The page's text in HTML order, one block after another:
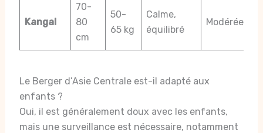
Kangal
70-
80
cm
50-
65 kg
Calme,
équilibré
Modérée
Le Berger d’Asie Centrale est-il adapté aux
enfants ?
Oui, il est généralement doux avec les enfants,
mais une surveillance est nécessaire, notamment